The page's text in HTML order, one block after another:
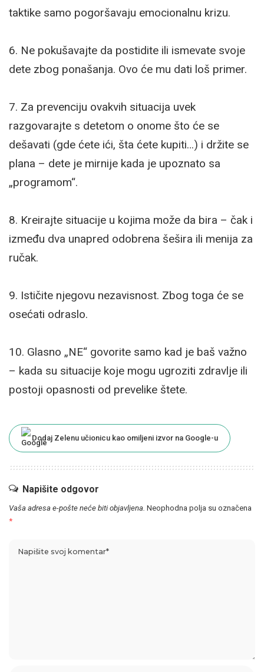
taktike samo pogoršavaju emocionalnu krizu.
6. Ne pokušavajte da postidite ili ismevate svoje
dete zbog ponašanja. Ovo će mu dati loš primer.
7. Za prevenciju ovakvih situacija uvek
razgovarajte s detetom o onome što će se
dešavati (gde ćete ići, šta ćete kupiti…) i držite se
plana – dete je mirnije kada je upoznato sa
„programom“.
8. Kreirajte situacije u kojima može da bira – čak i
između dva unapred odobrena šešira ili menija za
ručak.
9. Ističite njegovu nezavisnost. Zbog toga će se
osećati odraslo.
10. Glasno „NE“ govorite samo kad je baš važno
– kada su situacije koje mogu ugroziti zdravlje ili
postoji opasnosti od prevelike štete.
Dodaj Zelenu učionicu kao omiljeni izvor na Google-u
Napišite odgovor
Vaša adresa e-pošte neće biti objavljena. Neophodna polja su označena
*